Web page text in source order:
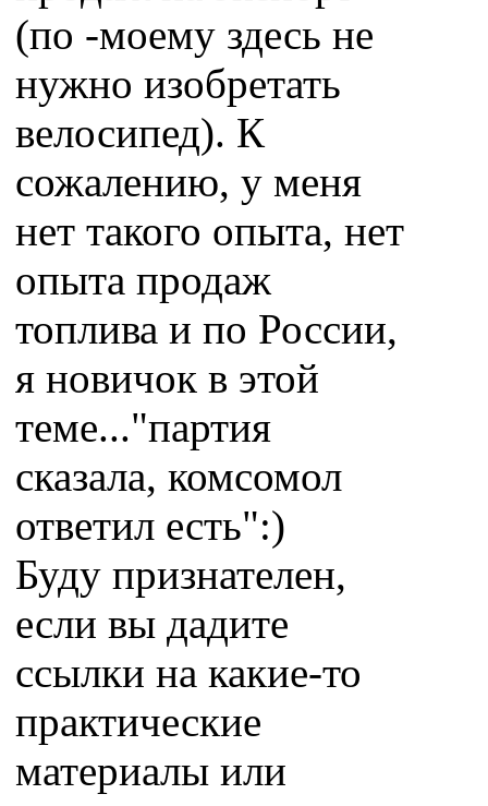
(по -моему здесь не
нужно изобретать
велосипед). К
сожалению, у меня
нет такого опыта, нет
опыта продаж
топлива и по России,
я новичок в этой
теме..."партия
сказала, комсомол
ответил есть":)
Буду признателен,
если вы дадите
ссылки на какие-то
практические
материалы или